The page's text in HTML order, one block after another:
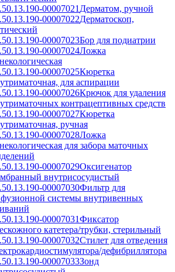
00007021 Дерматом, ручной
00007022Дерматоскоп,
00007023Бор для подиатрии
00007024Ложка
00007025Кюретка
для аспирации
00007026Крючок для удаления
контрацептивных средств
00007027Кюретка
ручная
00007028Ложка
для забора маточных
00007029Оксигенатор
внутрисосудистый
00007030Фильтр для
системы внутривенных
00007031Фиксатор
катетера/трубки, стерильный
00007032Стилет для отведения
дефибриллятора
00007033Зонд